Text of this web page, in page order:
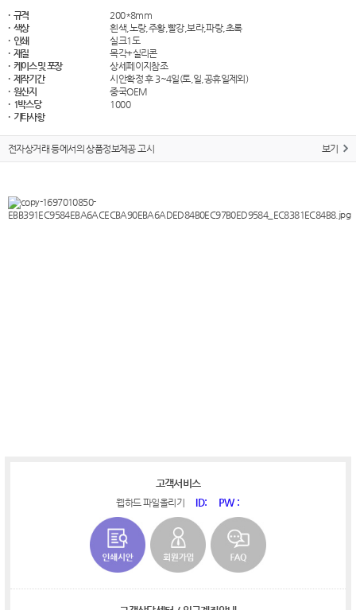
· 규격
200*8mm
· 색상
흰색,노랑,주황,빨강,보라,파랑,초록
· 인쇄
실크1도
· 재질
목각+실리콘
· 케이스 및 포장
상세페이지참조
· 제작기간
시안확정 후 3~4일(토,일,공휴일제외)
· 원산지
중국OEM
· 1박스당
1000
· 기타사항
전자상거래 등에서의 상품정보제공 고시 보기
고객서비스
웹하드 파일올리기 ID: PW :